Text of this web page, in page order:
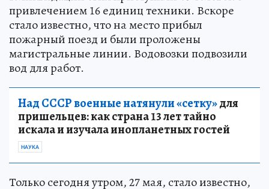
привлечением 16 единиц техники. Вскоре
стало известно, что на место прибыл
пожарный поезд и были проложены
магистральные линии. Водовозки подвозили
вод для работ.
Над СССР военные натянули «сетку»для
пришельцев: как страна 13 лет тайно
искала и изучала инопланетных гостей
НАУКА
Только сегодня утром, 27 мая, стало известно,